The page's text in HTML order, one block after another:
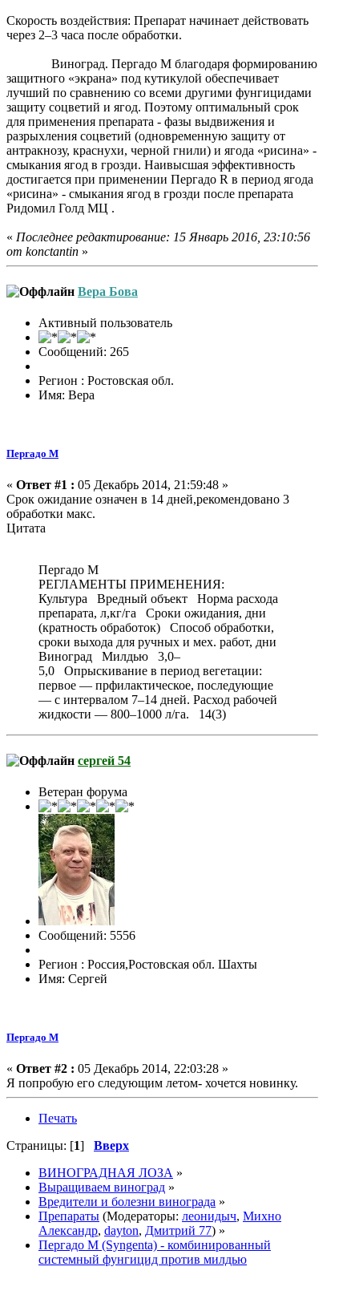
Скорость воздействия: Препарат начинает действовать
через 2–3 часа после обработки.
Виноград. Пергадо М благодаря формированию
защитного «экрана» под кутикулой обеспечивает
лучший по сравнению со всеми другими фунгицидами
защиту соцветий и ягод. Поэтому оптимальный срок
для применения препарата - фазы выдвижения и
разрыхления соцветий (одновременную защиту от
антракнозу, краснухи, черной гнили) и ягода «рисина» -
смыкания ягод в грозди. Наивысшая эффективность
достигается при применении Пергадо R в период ягода
«рисина» - смыкания ягод в грозди после препарата
Ридомил Голд МЦ .
« Последнее редактирование: 15 Январь 2016, 23:10:56
от konctantin »
Вера Бова
Активный пользователь
Сообщений: 265
Регион : Ростовская обл.
Имя: Вера
Пергадо М
« Ответ #1 : 05 Декабрь 2014, 21:59:48 »
Срок ожидание означен в 14 дней,рекомендовано 3
обработки макс.
Цитата
Пергадо М
РЕГЛАМЕНТЫ ПРИМЕНЕНИЯ:
Культура Вредный объект Норма расхода
препарата, л,кг/га Cроки ожидания, дни
(кратность обработок) Способ обработки,
сроки выхода для ручных и мех. работ, дни
Виноград Милдью 3,0–
5,0 Опрыскивание в период вегетации:
первое — прфилактическое, последующие
— с интервалом 7–14 дней. Расход рабочей
жидкости — 800–1000 л/га. 14(3)
сергей 54
Ветеран форума
Сообщений: 5556
Регион : Россия,Ростовская обл. Шахты
Имя: Сергей
Пергадо М
« Ответ #2 : 05 Декабрь 2014, 22:03:28 »
Я попробую его следующим летом- хочется новинку.
Печать
Страницы: [1] Вверх
ВИНОГРАДНАЯ ЛОЗА »
Выращиваем виноград »
Вредители и болезни винограда »
Препараты (Модераторы: леонидыч, Михно
Александр, dayton, Дмитрий 77) »
Пергадо М (Syngenta) - комбинированный
системный фунгицид против милдью